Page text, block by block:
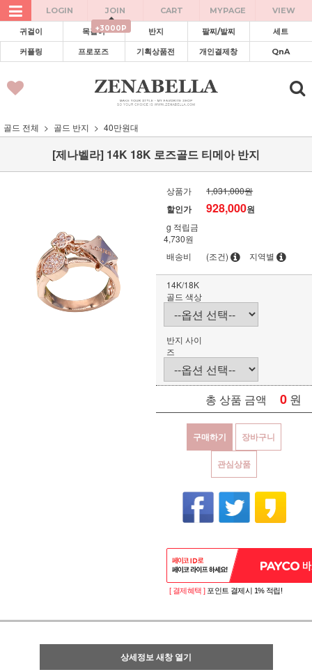
LOGIN JOIN
+3000P
CART MYPAGE VIEW
귀걸이 목걸이 반지 팔찌/발찌 세트
커플링 프로포즈 기획상품전 개인결제창 QnA
골드 전체 골드 반지 40만원대
[제나벨라] 14K 18K 로즈골드 티메아 반지
상품가 1,031,000원
할인가 928,000원
g 적립금
4,730원
배송비
(조건) 지역별
14K/18K
골드 색상
반지 사이
즈
총 상품 금액 0 원
구매하기 장바구니
관심상품
[ 결제혜택 ] 포인트 결제시 1% 적립!
상세정보 새창 열기